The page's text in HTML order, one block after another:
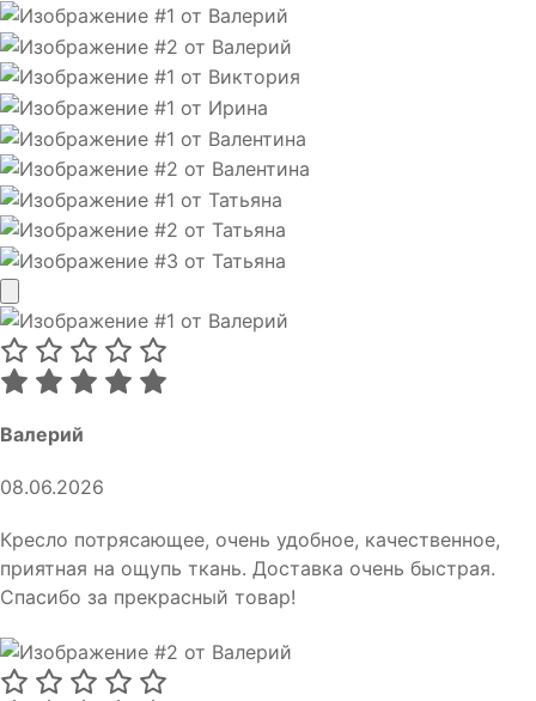
Валерий
08.06.2026
Кресло потрясающее, очень удобное, качественное,
приятная на ощупь ткань. Доставка очень быстрая.
Спасибо за прекрасный товар!